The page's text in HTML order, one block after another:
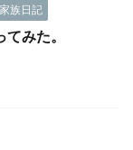
家族日記
みた。